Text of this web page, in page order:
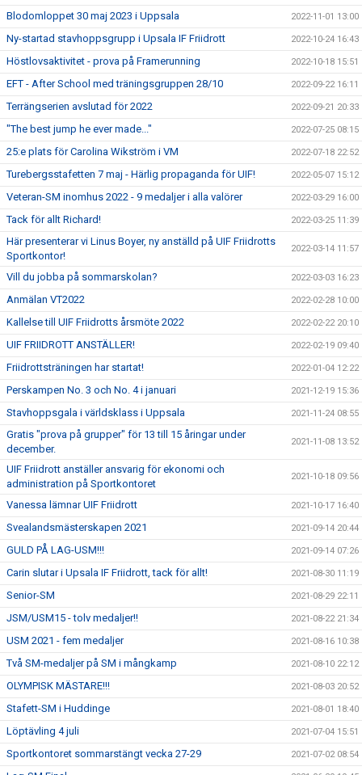
Blodomloppet 30 maj 2023 i Uppsala 2022-11-01 13:00
Ny-startad stavhoppsgrupp i Upsala IF Friidrott 2022-10-24 16:43
Höstlovsaktivitet - prova på Framerunning 2022-10-18 15:51
EFT - After School med träningsgruppen 28/10 2022-09-22 16:11
Terrängserien avslutad för 2022 2022-09-21 20:33
"The best jump he ever made..." 2022-07-25 08:15
25:e plats för Carolina Wikström i VM 2022-07-18 22:52
Turebergsstafetten 7 maj - Härlig propaganda för UIF! 2022-05-07 15:12
Veteran-SM inomhus 2022 - 9 medaljer i alla valörer 2022-03-29 16:00
Tack för allt Richard! 2022-03-25 11:39
Här presenterar vi Linus Boyer, ny anställd på UIF Friidrotts
Sportkontor!
2022-03-14 11:57
Vill du jobba på sommarskolan? 2022-03-03 16:23
Anmälan VT2022 2022-02-28 10:00
Kallelse till UIF Friidrotts årsmöte 2022 2022-02-22 20:10
UIF FRIIDROTT ANSTÄLLER! 2022-02-19 09:40
Friidrottsträningen har startat! 2022-01-04 12:22
Perskampen No. 3 och No. 4 i januari 2021-12-19 15:36
Stavhoppsgala i världsklass i Uppsala 2021-11-24 08:55
Gratis "prova på grupper" för 13 till 15 åringar under
december.
2021-11-08 13:52
UIF Friidrott anställer ansvarig för ekonomi och
administration på Sportkontoret
2021-10-18 09:56
Vanessa lämnar UIF Friidrott 2021-10-17 16:40
Svealandsmästerskapen 2021 2021-09-14 20:44
GULD PÅ LAG-USM!!! 2021-09-14 07:26
Carin slutar i Upsala IF Friidrott, tack för allt! 2021-08-30 11:19
Senior-SM 2021-08-29 22:11
JSM/USM15 - tolv medaljer!! 2021-08-22 21:34
USM 2021 - fem medaljer 2021-08-16 10:38
Två SM-medaljer på SM i mångkamp 2021-08-10 22:12
OLYMPISK MÄSTARE!!! 2021-08-03 20:52
Stafett-SM i Huddinge 2021-08-01 18:40
Löptävling 4 juli 2021-07-04 15:51
Sportkontoret sommarstängt vecka 27-29 2021-07-02 08:54